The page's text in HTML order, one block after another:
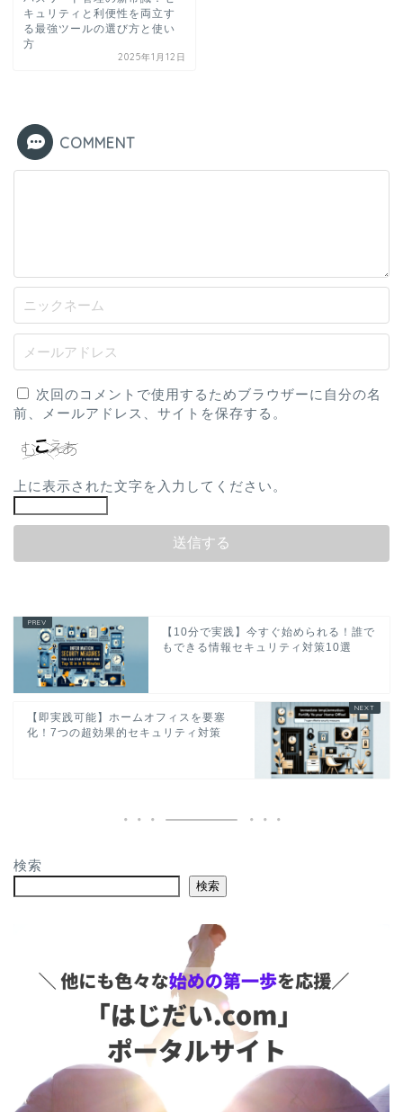
キュリティと利便性を両立す
る最強ツールの選び方と使い
方
2025年1月12日
COMMENT
次回のコメントで使用するためブラウザーに自分の名
前、メールアドレス、サイトを保存する。
上に表示された文字を入力してください。
【10分で実践】今すぐ始められる！誰で
もできる情報セキュリティ対策10選
【即実践可能】ホームオフィスを要塞
化！7つの超効果的セキュリティ対策
検索
検索